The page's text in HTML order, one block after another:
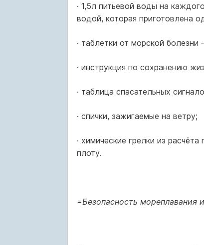
· 1,5л питьевой воды на
водой, которая приготовлена
· таблетки от морской
· инструкция по сохранению
· таблица спасательных
· спички, зажигаемые на ветру;
· химические грелки из
плоту.
=Безопасность мореплавания